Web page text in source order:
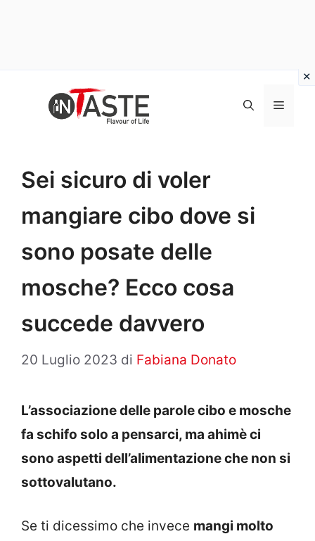
Menu
Sei sicuro di voler
mangiare cibo dove si
sono posate delle
mosche? Ecco cosa
succede davvero
20 Luglio 2023 di Fabiana Donato
L’associazione delle parole cibo e mosche
fa schifo solo a pensarci, ma ahimè ci
sono aspetti dell’alimentazione che non si
sottovalutano.
Se ti dicessimo che invece mangi molto